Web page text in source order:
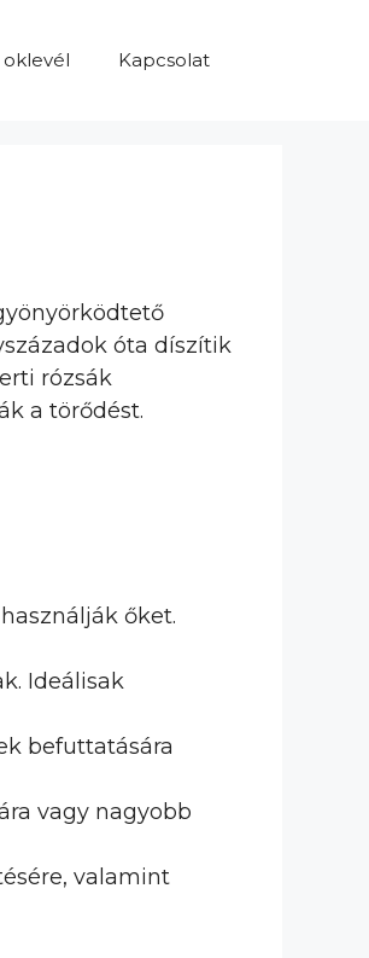
Kapcsolat
óta díszítik
rózsák
a törődést.
őket.
Ideálisak
befuttatására
vagy nagyobb
valamint